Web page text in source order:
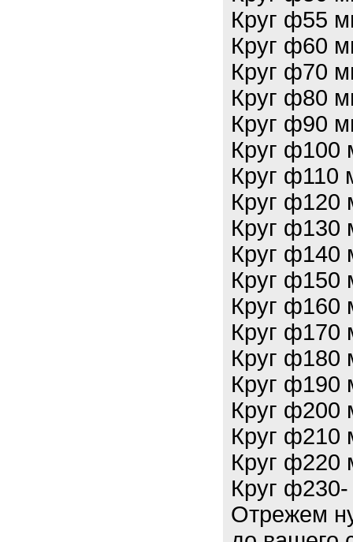
Круг ф55
Круг ф60
Круг ф70
Круг ф80
Круг ф90
Круг ф100
Круг ф110
Круг ф120
Круг ф130
Круг ф140
Круг ф150
Круг ф160
Круг ф170
Круг ф180
Круг ф190
Круг ф200
Круг ф210
Круг ф220
Круг
Отрежем